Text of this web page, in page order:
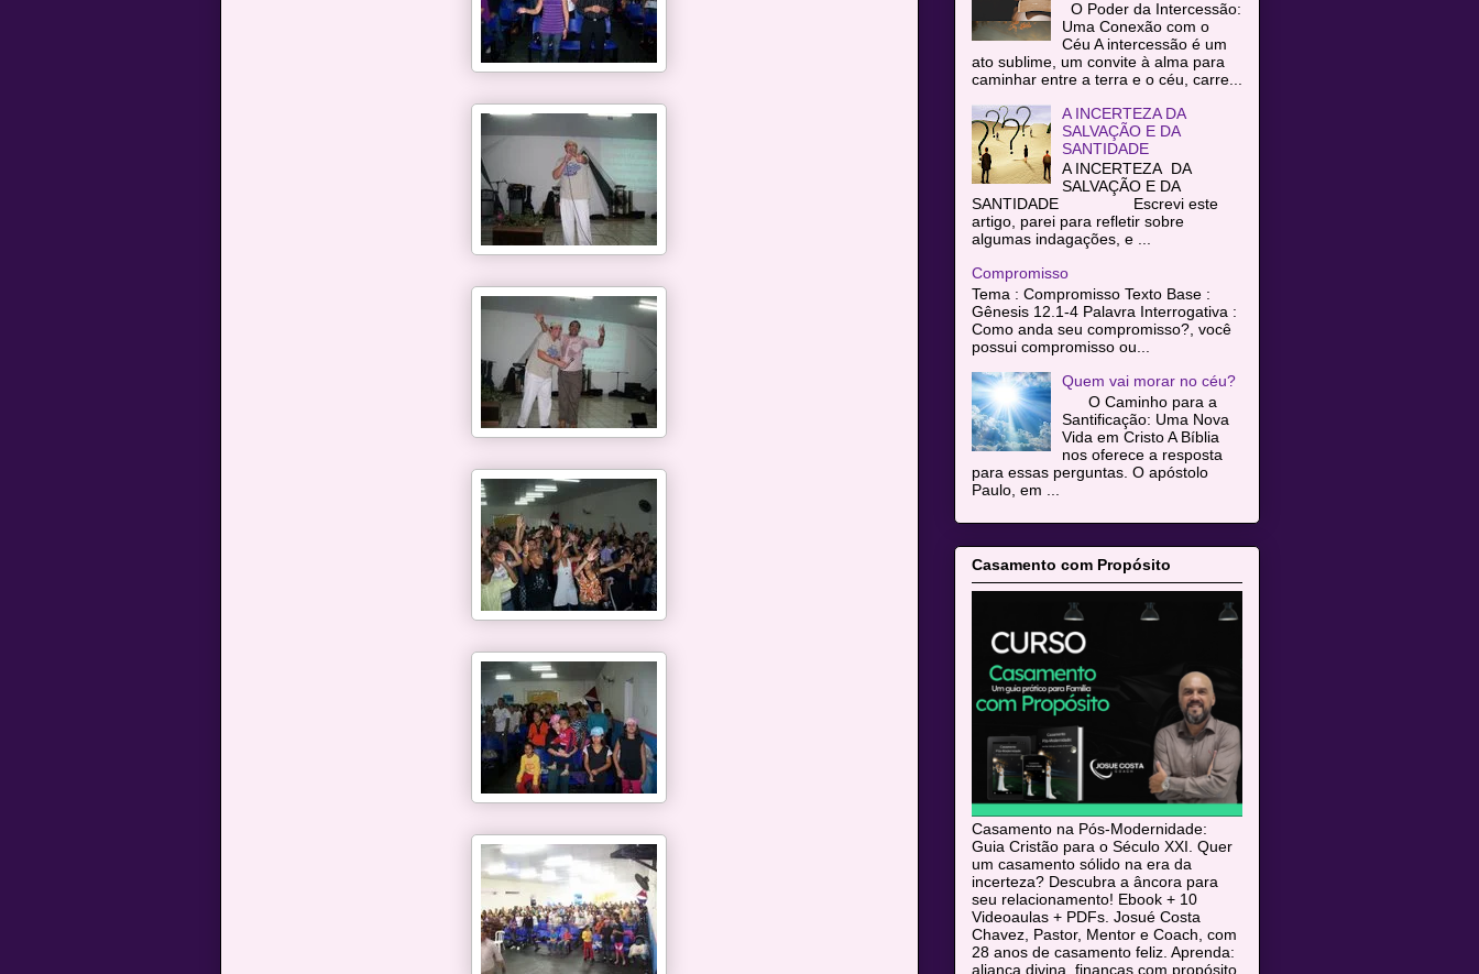
O Poder da Intercessão:
Uma Conexão com o
Céu A intercessão é um
ato sublime, um convite à alma para
caminhar entre a terra e o céu, carre...
A INCERTEZA DA
SALVAÇÃO E DA
SANTIDADE
A INCERTEZA DA
SALVAÇÃO E DA
SANTIDADE Escrevi este
artigo, parei para refletir sobre
algumas indagações, e ...
Compromisso
Tema : Compromisso Texto Base :
Gênesis 12.1-4 Palavra Interrogativa :
Como anda seu compromisso?, você
possui compromisso ou...
Quem vai morar no céu?
O Caminho para a
Santificação: Uma Nova
Vida em Cristo A Bíblia
nos oferece a resposta
para essas perguntas. O apóstolo
Paulo, em ...
Casamento com Propósito
Casamento na Pós-Modernidade:
Guia Cristão para o Século XXI. Quer
um casamento sólido na era da
incerteza? Descubra a âncora para
seu relacionamento! Ebook + 10
Videoaulas + PDFs. Josué Costa
Chavez, Pastor, Mentor e Coach, com
28 anos de casamento feliz. Aprenda:
aliança divina, finanças com propósito,